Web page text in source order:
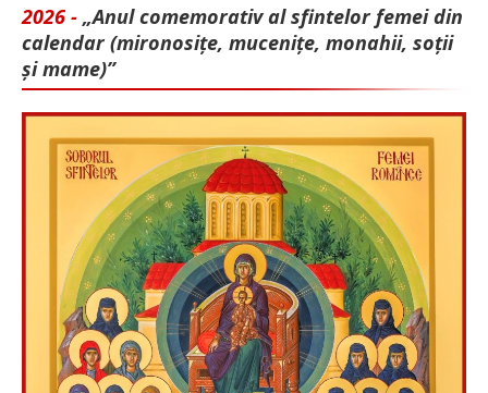
2026 - „Anul comemorativ al sfintelor femei din
calendar (mironosițe, mu­cenițe, monahii, soții
și mame)”